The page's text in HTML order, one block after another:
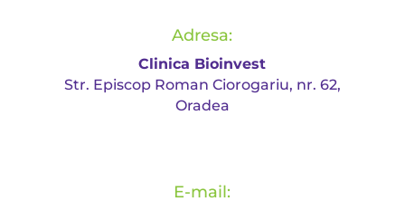
Adresa:
Clinica Bioinvest
Str. Episcop Roman Ciorogariu, nr. 62,
Oradea
E-mail: